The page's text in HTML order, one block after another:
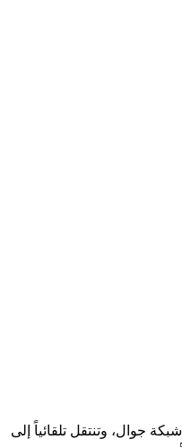
تتصل eSIM الخاصة بك في ألبانيا بـ 2 شبكة جوال، وتنتقل تلقائياً إلى